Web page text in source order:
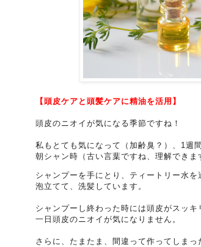
【頭皮ケアと頭髪ケアに精油を活用】
頭皮のニオイが気になる季節ですね！
私もとても気になって（加齢臭？）、1週
朝シャン時（古い言葉ですね、理解できま
シャンプーを手にとり、ティートリー水を
泡立てて、洗髪しています。
シャンプーし終わった時には頭皮がスッキ
一日頭皮のニオイが気になりません。
さらに、たまたま、間違って作ってしまっ